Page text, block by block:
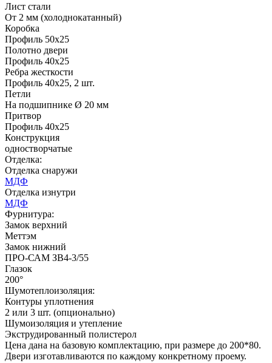
Д-35 С
Д-36 46 30
Д-36 С Д-36 СС
C51
C53
Лист стали
От 2 мм (холоднокатанный)
Коробка
Профиль 50х25
Полотно двери
Профиль 40х25
Ребра жесткости
Профиль 40х25, 2 шт.
Петли
На подшипнике Ø 20 мм
Притвор
Профиль 40х25
Конструкция
одностворчатые
Отделка:
Отделка снаружи
МДФ
Отделка изнутри
МДФ
Фурнитура:
Замок верхний
Меттэм
Замок нижний
ПРО-САМ ЗВ4-3/55
Глазок
200°
Шумотеплоизоляция:
Контуры уплотнения
2 или 3 шт. (опционально)
Шумоизоляция и утепление
Экструдированный полистерол
Цена дана на базовую комплектацию, при размере до 200*80.
Двери изготавливаются по каждому конкретному проему.